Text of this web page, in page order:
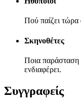
Πού παίζει τώρα
Σκηνοθέτες
Ποια παράσταση
ενδιαφέρει.
Συγγραφείς